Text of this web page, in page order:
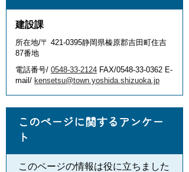
建設課
所在地/〒 421-0395静岡県榛原郡吉田町住吉
87番地
電話番号/ 0548-33-2124 FAX/0548-33-0362 E-
mail/ kensetsu@town.yoshida.shizuoka.jp
このページに関するアンケー
ト
このページの情報は役に立ちました